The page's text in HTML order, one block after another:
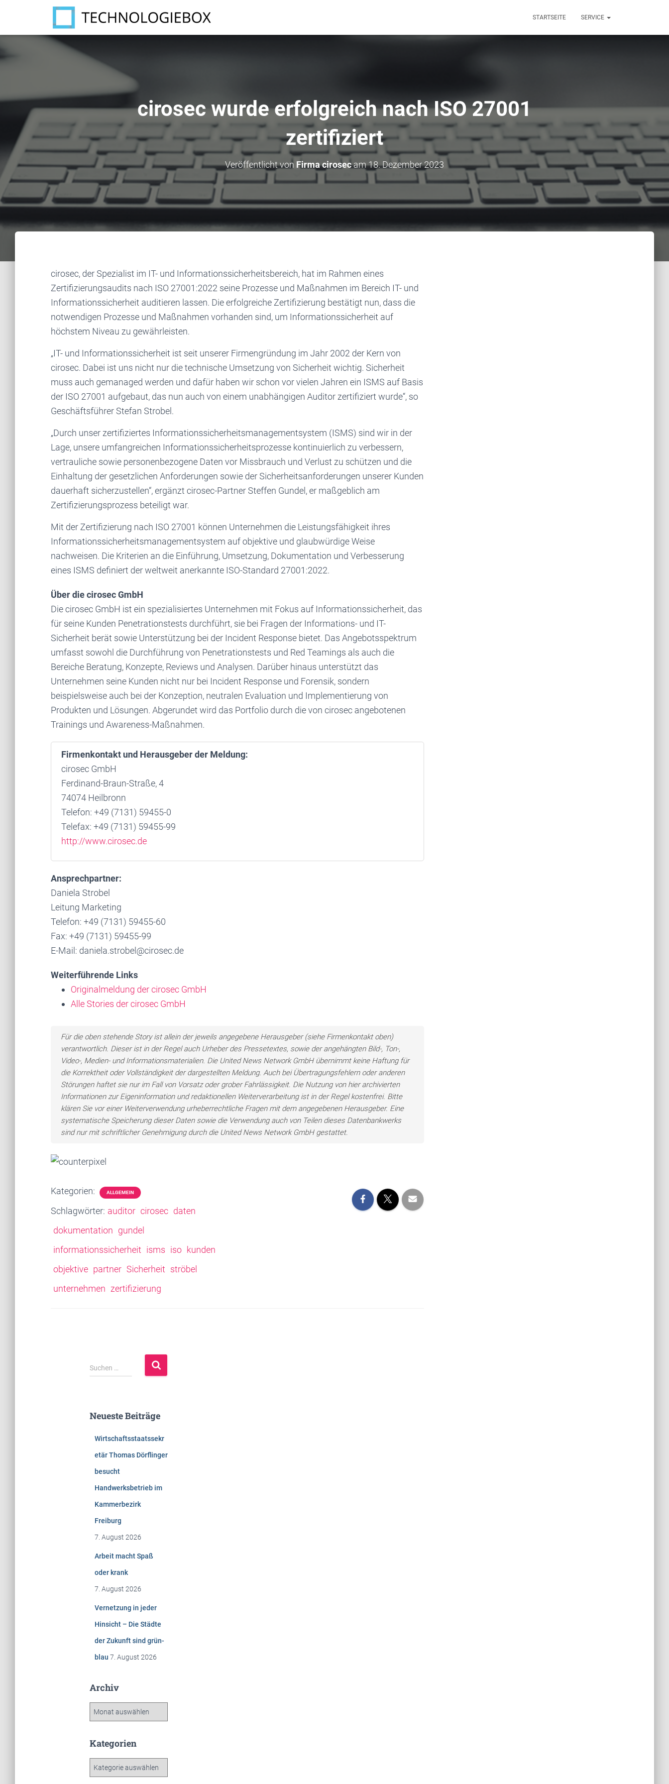
STARTSEITE SERVICE
cirosec wurde erfolgreich nach ISO 27001
zertifiziert
Veröffentlicht von Firma cirosecam18. Dezember 2023
cirosec, der Spezialist im IT- und Informationssicherheitsbereich, hat im Rahmen eines
Zertifizierungsaudits nach ISO 27001:2022 seine Prozesse und Maßnahmen im Bereich IT- und
Informationssicherheit auditieren lassen. Die erfolgreiche Zertifizierung bestätigt nun, dass die
notwendigen Prozesse und Maßnahmen vorhanden sind, um Informationssicherheit auf
höchstem Niveau zu gewährleisten.
„IT- und Informationssicherheit ist seit unserer Firmengründung im Jahr 2002 der Kern von
cirosec. Dabei ist uns nicht nur die technische Umsetzung von Sicherheit wichtig. Sicherheit
muss auch gemanaged werden und dafür haben wir schon vor vielen Jahren ein ISMS auf Basis
der ISO 27001 aufgebaut, das nun auch von einem unabhängigen Auditor zertifiziert wurde“, so
Geschäftsführer Stefan Strobel.
„Durch unser zertifiziertes Informationssicherheitsmanagementsystem (ISMS) sind wir in der
Lage, unsere umfangreichen Informationssicherheitsprozesse kontinuierlich zu verbessern,
vertrauliche sowie personenbezogene Daten vor Missbrauch und Verlust zu schützen und die
Einhaltung der gesetzlichen Anforderungen sowie der Sicherheitsanforderungen unserer Kunden
dauerhaft sicherzustellen“, ergänzt cirosec-Partner Steffen Gundel, er maßgeblich am
Zertifizierungsprozess beteiligt war.
Mit der Zertifizierung nach ISO 27001 können Unternehmen die Leistungsfähigkeit ihres
Informationssicherheitsmanagementsystem auf objektive und glaubwürdige Weise
nachweisen. Die Kriterien an die Einführung, Umsetzung, Dokumentation und Verbesserung
eines ISMS definiert der weltweit anerkannte ISO-Standard 27001:2022.
Über die cirosec GmbH
Die cirosec GmbH ist ein spezialisiertes Unternehmen mit Fokus auf Informationssicherheit, das
für seine Kunden Penetrationstests durchführt, sie bei Fragen der Informations- und IT-
Sicherheit berät sowie Unterstützung bei der Incident Response bietet. Das Angebotsspektrum
umfasst sowohl die Durchführung von Penetrationstests und Red Teamings als auch die
Bereiche Beratung, Konzepte, Reviews und Analysen. Darüber hinaus unterstützt das
Unternehmen seine Kunden nicht nur bei Incident Response und Forensik, sondern
beispielsweise auch bei der Konzeption, neutralen Evaluation und Implementierung von
Produkten und Lösungen. Abgerundet wird das Portfolio durch die von cirosec angebotenen
Trainings und Awareness-Maßnahmen.
Firmenkontakt und Herausgeber der Meldung:
cirosec GmbH
Ferdinand-Braun-Straße, 4
74074 Heilbronn
Telefon: +49 (7131) 59455-0
Telefax: +49 (7131) 59455-99
http://www.cirosec.de
Ansprechpartner:
Daniela Strobel
Leitung Marketing
Telefon: +49 (7131) 59455-60
Fax: +49 (7131) 59455-99
E-Mail: daniela.strobel@cirosec.de
Weiterführende Links
Originalmeldung der cirosec GmbH
Alle Stories der cirosec GmbH
Für die oben stehende Story ist allein der jeweils angegebene Herausgeber (siehe Firmenkontakt oben)
verantwortlich. Dieser ist in der Regel auch Urheber des Pressetextes, sowie der angehängten Bild-, Ton-,
Video-, Medien- und Informationsmaterialien. Die United News Network GmbH übernimmt keine Haftung für
die Korrektheit oder Vollständigkeit der dargestellten Meldung. Auch bei Übertragungsfehlern oder anderen
Störungen haftet sie nur im Fall von Vorsatz oder grober Fahrlässigkeit. Die Nutzung von hier archivierten
Informationen zur Eigeninformation und redaktionellen Weiterverarbeitung ist in der Regel kostenfrei. Bitte
klären Sie vor einer Weiterverwendung urheberrechtliche Fragen mit dem angegebenen Herausgeber. Eine
systematische Speicherung dieser Daten sowie die Verwendung auch von Teilen dieses Datenbankwerks
sind nur mit schriftlicher Genehmigung durch die United News Network GmbH gestattet.
Kategorien: ALLGEMEIN
Schlagwörter: auditor cirosec daten
dokumentation gundel
informationssicherheit isms iso kunden
objektive partner Sicherheit ströbel
unternehmen zertifizierung
S
u
n
Suchen …
Neueste Beiträge
Wirtschaftsstaatssekr
etär Thomas Dörflinger
besucht
Handwerksbetrieb im
Kammerbezirk
Freiburg
7. August 2026
Arbeit macht Spaß
oder krank
7. August 2026
Vernetzung in jeder
Hinsicht – Die Städte
der Zukunft sind grün-
blau 7. August 2026
Archiv
h
Kategorien